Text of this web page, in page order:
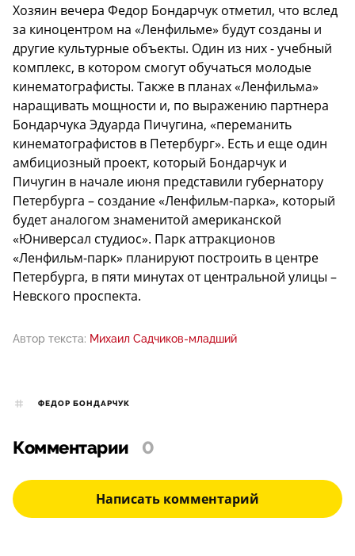
Хозяин вечера Федор Бондарчук отметил, что вслед
за киноцентром на «Ленфильме» будут созданы и
другие культурные объекты. Один из них - учебный
комплекс, в котором смогут обучаться молодые
кинематографисты. Также в планах «Ленфильма»
наращивать мощности и, по выражению партнера
Бондарчука Эдуарда Пичугина, «переманить
кинематографистов в Петербург». Есть и еще один
амбициозный проект, который Бондарчук и
Пичугин в начале июня представили губернатору
Петербурга – создание «Ленфильм-парка», который
будет аналогом знаменитой американской
«Юниверсал студиос». Парк аттракционов
«Ленфильм-парк» планируют построить в центре
Петербурга, в пяти минутах от центральной улицы –
Невского проспекта.
Автор текста: Михаил Садчиков-младший
ФЕДОР БОНДАРЧУК
Комментарии 0
Написать комментарий